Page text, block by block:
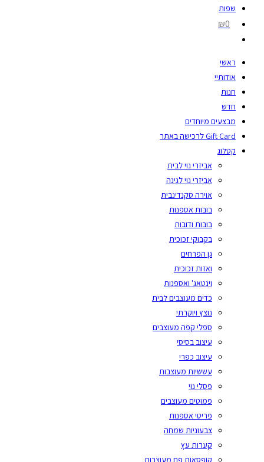
שפות
₪0
ראשי
אודותיי
חנות
חדש
מבצעים מיוחדים
Gift Card לרכישה באתר
קטלוג
אביזרי נוי לבית
אביזרי נוי לגינה
אוירה סקנדינבית
בובות אספנות
בובות ודובות
בקבוקי זכוכית
גן הפרחים
ואזות זכוכית
וינטאג' ואספנות
כדים מעוצבים לבית
נוצץ ויוקרתי
ספלי קפה מעוצבים
עיצוב בסיסי
עיצוב כפרי
עששיות מעוצבות
פסלי נוי
פמוטים מעוצבים
פריטי אספנות
צבעוניות שמחה
קערות עץ